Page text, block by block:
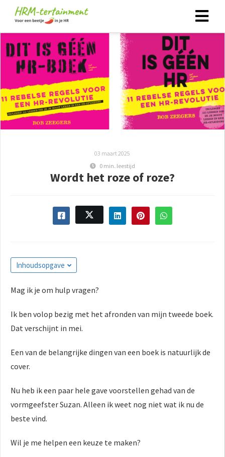
03 maart 2025
0 min. leestijd
Wordt het roze of roze?
Inhoudsopgave
Mag ik je om hulp vragen?
Ik ben volop bezig met het afronden van mijn tweede boek.
Dat verschijnt in mei.
Een van de belangrijke dingen van een boek is natuurlijk de
cover.
Nu heb ik een paar hele gave voorstellen gehad van de
vormgeefster Suzan. Alleen ik weet nog niet wat ik nu de
beste vind.
Wil je me helpen een keuze te maken?